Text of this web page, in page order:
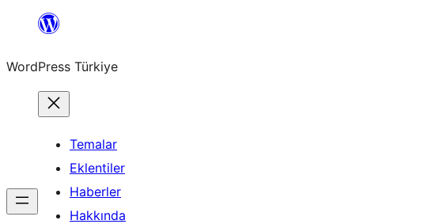
İçeriğe
WordPress Türkiye
Temalar
Eklentiler
Haberler
Hakkında